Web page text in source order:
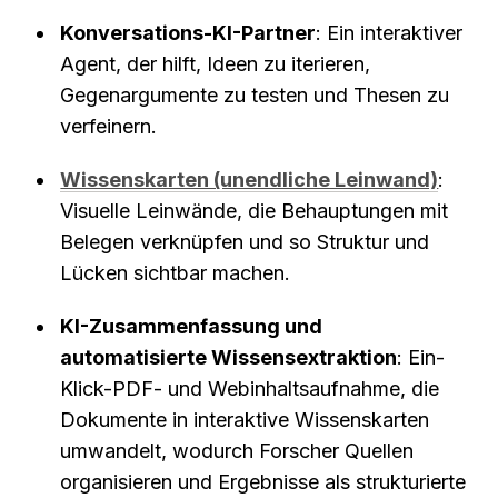
Konversations-KI-Partner: Ein interaktiver
Agent, der hilft, Ideen zu iterieren,
Gegenargumente zu testen und Thesen zu
verfeinern.
Wissenskarten (unendliche Leinwand):
Visuelle Leinwände, die Behauptungen mit
Belegen verknüpfen und so Struktur und
Lücken sichtbar machen.
KI-Zusammenfassung und
automatisierte Wissensextraktion: Ein-
Klick-PDF- und Webinhaltsaufnahme, die
Dokumente in interaktive Wissenskarten
umwandelt, wodurch Forscher Quellen
organisieren und Ergebnisse als strukturierte